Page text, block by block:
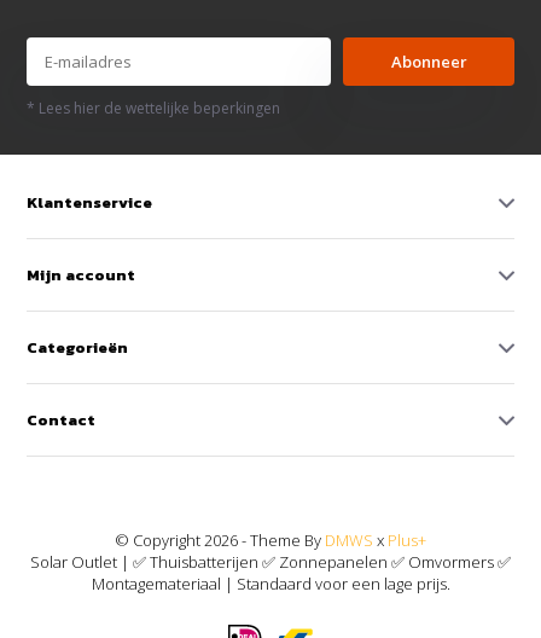
Abonneer
* Lees hier de wettelijke beperkingen
Klantenservice
Mijn account
Categorieën
Contact
© Copyright 2026 - Theme By DMWS x Plus+
Solar Outlet | ✅ Thuisbatterijen ✅ Zonnepanelen ✅ Omvormers ✅
Montagemateriaal | Standaard voor een lage prijs.